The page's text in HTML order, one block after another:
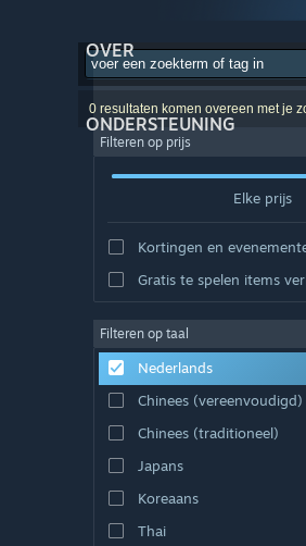
OVER
ONDERSTEUNING
0 resultaten komen overeen met je
Filteren op prijs
Elke prijs
Kortingen en
Gratis te spelen items
Filteren op taal
Nederlands
Chinees (vereenvoudigd)
Chinees (traditioneel)
Japans
Koreaans
Thai